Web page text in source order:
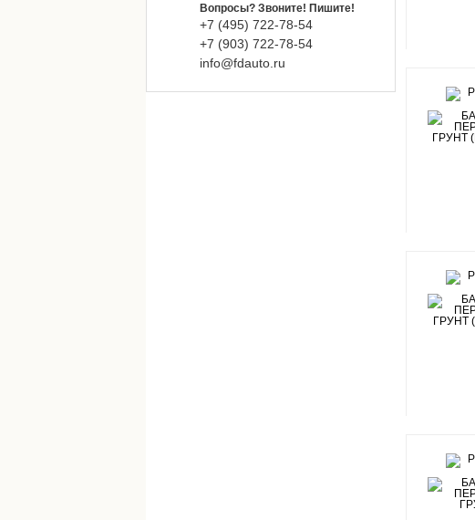
Вопросы? Звоните! Пишите!
+7 (495) 722-78-54
+7 (903) 722-78-54
info@fdauto.ru